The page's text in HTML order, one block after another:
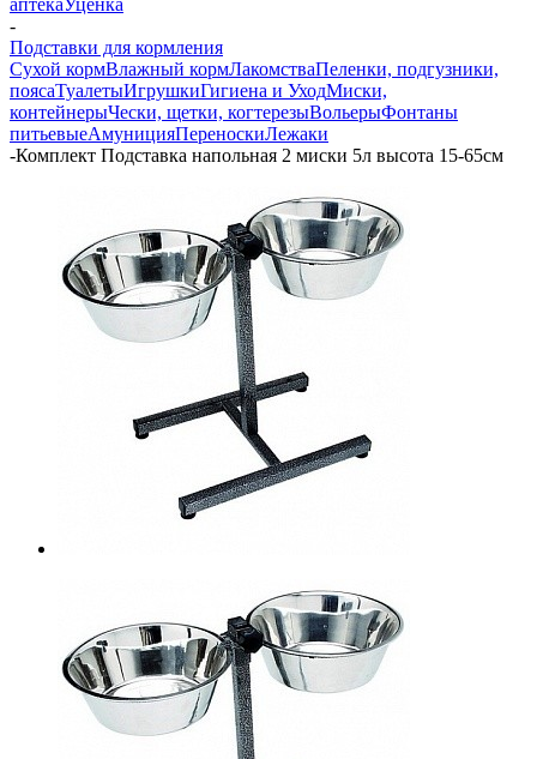
-
Подставки для кормления
Сухой кормВлажный кормЛакомстваПеленки, подгузники,
поясаТуалетыИгрушкиГигиена и УходМиски,
контейнерыЧески, щетки, когтерезыВольерыФонтаны
питьевыеАмуницияПереноскиЛежаки
-Комплект Подставка напольная 2 миски 5л высота 15-65см